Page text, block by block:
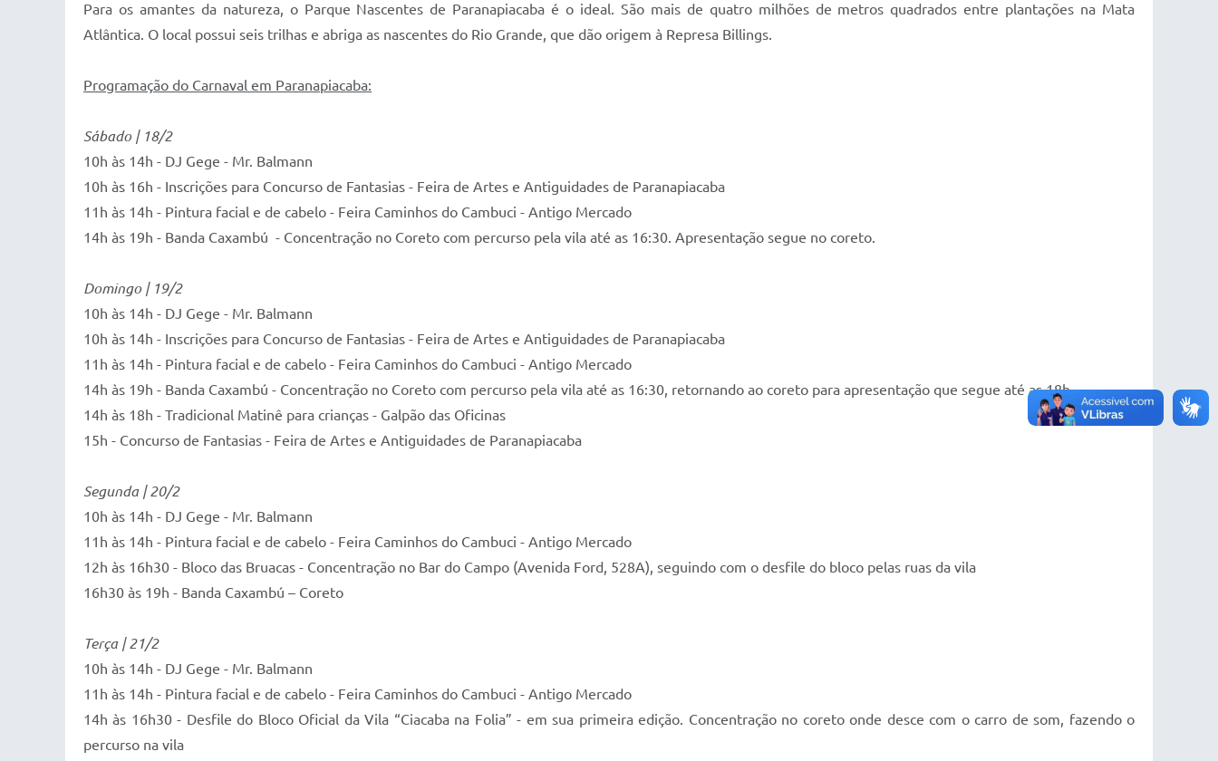
Para os amantes da natureza, o Parque Nascentes de Paranapiacaba é o ideal. São mais de quatro milhões de metros quadrados entre plantações na Mata
Atlântica. O local possui seis trilhas e abriga as nascentes do Rio Grande, que dão origem à Represa Billings.
Programação do Carnaval em Paranapiacaba:
Sábado | 18/2
10h às 14h - DJ Gege - Mr. Balmann
10h às 16h - Inscrições para Concurso de Fantasias - Feira de Artes e Antiguidades de Paranapiacaba
11h às 14h - Pintura facial e de cabelo - Feira Caminhos do Cambuci - Antigo Mercado
14h às 19h - Banda Caxambú - Concentração no Coreto com percurso pela vila até as 16:30. Apresentação segue no coreto.
Domingo | 19/2
10h às 14h - DJ Gege - Mr. Balmann
10h às 14h - Inscrições para Concurso de Fantasias - Feira de Artes e Antiguidades de Paranapiacaba
11h às 14h - Pintura facial e de cabelo - Feira Caminhos do Cambuci - Antigo Mercado
14h às 19h - Banda Caxambú - Concentração no Coreto com percurso pela vila até as 16:30, retornando ao coreto para apresentação que segue até as 18h
14h às 18h - Tradicional Matinê para crianças - Galpão das Oficinas
15h - Concurso de Fantasias - Feira de Artes e Antiguidades de Paranapiacaba
Segunda | 20/2
10h às 14h - DJ Gege - Mr. Balmann
11h às 14h - Pintura facial e de cabelo - Feira Caminhos do Cambuci - Antigo Mercado
12h às 16h30 - Bloco das Bruacas - Concentração no Bar do Campo (Avenida Ford, 528A), seguindo com o desfile do bloco pelas ruas da vila
16h30 às 19h - Banda Caxambú – Coreto
Terça | 21/2
10h às 14h - DJ Gege - Mr. Balmann
11h às 14h - Pintura facial e de cabelo - Feira Caminhos do Cambuci - Antigo Mercado
14h às 16h30 - Desfile do Bloco Oficial da Vila “Ciacaba na Folia” - em sua primeira edição. Concentração no coreto onde desce com o carro de som, fazendo o
percurso na vila